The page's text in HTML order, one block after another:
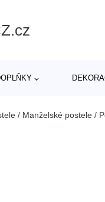
/ Manželské postele /